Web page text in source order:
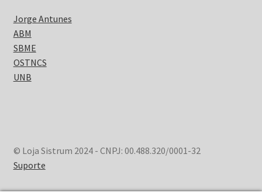
Jorge Antunes
ABM
SBME
OSTNCS
UNB
© Loja Sistrum 2024 - CNPJ: 00.488.320/0001-32
Suporte